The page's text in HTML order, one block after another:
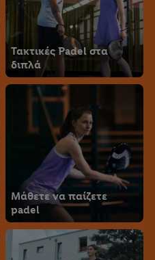
Τακτικές Padel στα
διπλά
Μάθετε να παίζετε
padel